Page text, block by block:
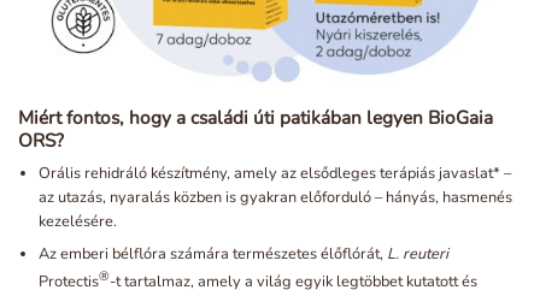
Miért fontos, hogy a családi úti patikában legyen BioGaia
ORS?
Orális rehidráló készítmény, amely az elsődleges terápiás javaslat* –
az utazás, nyaralás közben is gyakran előforduló – hányás, hasmenés
kezelésére.
Az emberi bélflóra számára természetes élőflórát, L. reuteri
Protectis®-t tartalmaz, amely a világ egyik legtöbbet kutatott és